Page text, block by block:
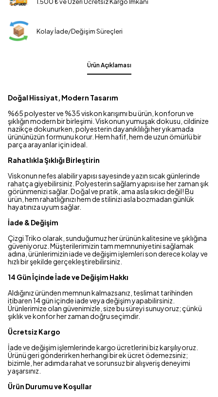
1.500 ₺ ve Üzeri Ücretsiz Kargo İmkanı
Kolay İade/Değişim Süreçleri
Ürün Açıklaması
Doğal Hissiyat, Modern Tasarım
%65 polyester ve %35 viskon karışımı bu ürün, konforun ve
şıklığın modern bir birleşimi. Viskonun yumuşak dokusu, cildinize
nazikçe dokunurken, polyesterin dayanıklılığı her yıkamada
ürününüzün formunu korur. Hem hafif, hem de uzun ömürlü bir
parça arayanlar için ideal.
Rahatlıkla Şıklığı Birleştirin
Viskonun nefes alabilir yapısı sayesinde yazın sıcak günlerinde
rahatça giyebilirsiniz. Polyesterin sağlam yapısı ise her zaman şık
görünmenizi sağlar. Doğal ve pratik, ama asla sıkıcı değil! Bu
ürün, hem rahatlığınızı hem de stilinizi asla bozmadan günlük
hayatınıza uyum sağlar.
İade & Değişim
Çizgi Triko olarak, sunduğumuz her ürünün kalitesine ve şıklığına
güveniyoruz. Müşterilerimizin tam memnuniyetini sağlamak
adına, ürünlerimizin iade ve değişim işlemleri son derece kolay ve
hızlı bir şekilde gerçekleştirebilirsiniz.
14 Gün İçinde İade ve Değişim Hakkı
Aldığınız üründen memnun kalmazsanız, teslimat tarihinden
itibaren 14 gün içinde iade veya değişim yapabilirsiniz.
Ürünlerimize olan güvenimizle, size bu süreyi sunuyoruz; çünkü
şıklık ve konfor her zaman doğru seçimdir.
Ücretsiz Kargo
İade ve değişim işlemlerinde kargo ücretlerini biz karşılıyoruz.
Ürünü geri gönderirken herhangi bir ek ücret ödemezsiniz;
bizimle, her adımda rahat ve sorunsuz bir alışveriş deneyimi
yaşarsınız.
Ürün Durumu ve Koşullar